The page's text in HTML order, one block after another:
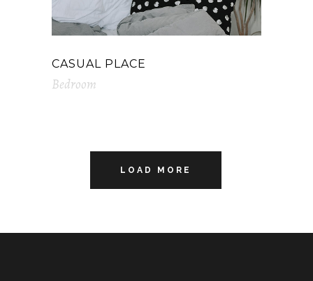
CASUAL PLACE
Bedroom
LOAD MORE